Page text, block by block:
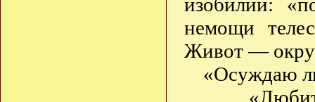
немощи
Живот —
«Осуждаю
…